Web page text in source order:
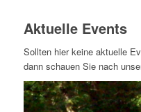
Aktuelle Events
Sollten hier keine aktuelle
dann schauen Sie nach